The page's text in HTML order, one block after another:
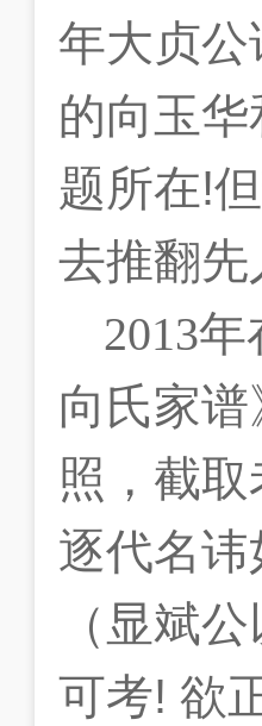
年大贞
的向玉
题所在!
去推翻先
2013年
向氏家
照，截取
逐代名
（显斌
可考! 欲